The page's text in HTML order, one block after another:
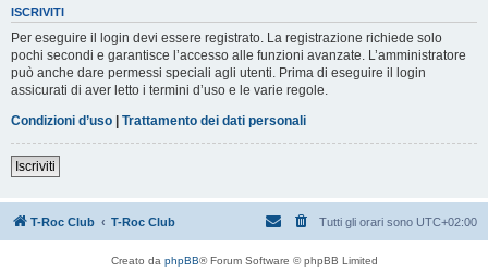
ISCRIVITI
Per eseguire il login devi essere registrato. La registrazione richiede solo
pochi secondi e garantisce l’accesso alle funzioni avanzate. L’amministratore
può anche dare permessi speciali agli utenti. Prima di eseguire il login
assicurati di aver letto i termini d’uso e le varie regole.
Condizioni d’uso | Trattamento dei dati personali
Iscriviti
T-Roc Club T-Roc Club Tutti gli orari sono UTC+02:00
Creato da phpBB® Forum Software © phpBB Limited